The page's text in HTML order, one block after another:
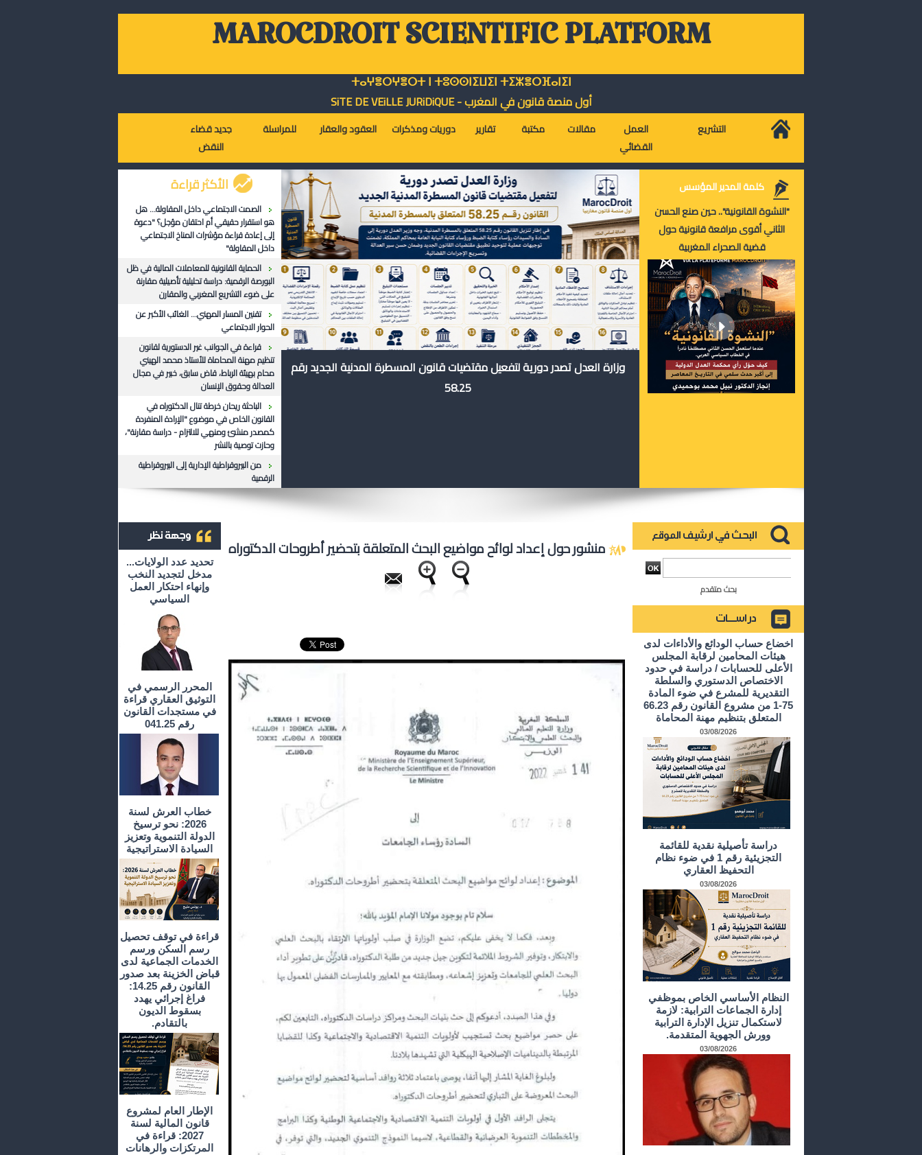
MAROCDROIT SCIENTIFIC PLATFORM
ⵜⴰⵖⴻⵔⵖⴻⵔⵜ ⵏ ⵜⵓⵙⵙⵏⵉⵡⵉⵏ ⵜⵉⵣⴻⵔⴼⴰⵏⵉⵏ
أول منصة قانون في المغرب - SiTE DE VEiLLE JURiDiQUE
جديد قضاء
النقض
للمراسلة العقود والعقار دوريات ومذكرات تقارير مكتبة مقالات
العمل
القضائي
التشريع
الأكثر قراءة
الصمت الاجتماعي داخل المقاولة... هل
هو استقرار حقيقي أم احتقان مؤجل؟ "دعوة
إلى إعادة قراءة مؤشرات المناخ الاجتماعي
داخل المقاولة"
الحماية القانونية للمعاملات المالية في ظل
البورصة الرقمية: دراسة تحليلية تأصيلية مقارنة
على ضوء التشريع المغربي والمقارن
تقنين المسار المهني... الغائب الأكبر عن
الحوار الاجتماعي
قراءة في الجوانب غير الدستورية لقانون
تنظيم مهنة المحاماة للأستاذ محمد الهيني
محام بهيئة الرباط، قاض سابق، خبير في مجال
العدالة وحقوق الإنسان
الباحثة ريحان خرطة تنال الدكتوراه في
القانون الخاص في موضوع "الإرادة المنفردة
كمصدر منشئ ومنهي للالتزام - دراسة مقارنة"،
وحازت توصية بالنشر
من البيروقراطية الإدارية إلى البيروقراطية
الرقمية
وزارة العدل تصدر دورية لتفعيل مقتضيات قانون المسطرة المدنية الجديد رقم
58.25
كلمة المدير المؤسس
"النشوة القانونية".. حين صنع الحسن
الثاني أقوى مرافعة قانونية حول
قضية الصحراء المغربية
تحديد عدد الولايات...
مدخل لتجديد النخب
وإنهاء احتكار العمل
السياسي
المحرر الرسمي في
التوثيق العقاري قراءة
في مستجدات القانون
رقم 041.25
خطاب العرش لسنة
2026: نحو ترسيخ
الدولة التنموية وتعزيز
السيادة الاستراتيجية
قراءة في توقف تحصيل
رسم السكن ورسم
الخدمات الجماعية لدى
قباض الخزينة بعد صدور
القانون رقم 14.25:
فراغ إجرائي يهدد
بسقوط الديون
بالتقادم.
الإطار العام لمشروع
قانون المالية لسنة
2027: قراءة في
المرتكزات والرهانات
منشور حول إعداد لوائح مواضيع البحث المتعلقة بتحضير أطروحات الدكتوراه
بحث متقدم
اخضاع حساب الودائع والأداءات لدى
هيئات المحامين لرقابة المجلس
الأعلى للحسابات / دراسة في حدود
الاختصاص الدستوري والسلطة
التقديرية للمشرع في ضوء المادة
75-1 من مشروع القانون رقم 66.23
المتعلق بتنظيم مهنة المحاماة
03/08/2026
دراسة تأصيلية نقدية للقائمة
التجزيئية رقم 1 في ضوء نظام
التحفيظ العقاري
03/08/2026
النظام الأساسي الخاص بموظفي
إدارة الجماعات الترابية: لازمة
لاستكمال تنزيل الإدارة الترابية
وورش الجهوية المتقدمة.
03/08/2026